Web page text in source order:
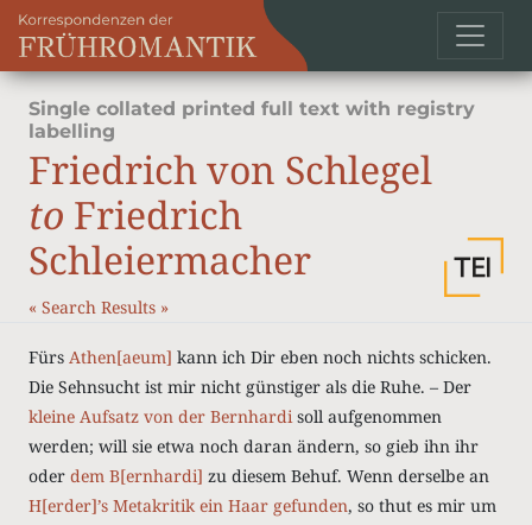
Single collated printed full text with registry
labelling
Friedrich von Schlegel
to Friedrich
Schleiermacher
« Search Results »
Fürs Athen[aeum] kann ich Dir eben noch nichts schicken.
Die Sehnsucht ist mir nicht günstiger als die Ruhe. – Der
kleine Aufsatz von der Bernhardi soll aufgenommen
werden; will sie etwa noch daran ändern, so gieb ihn ihr
oder dem B[ernhardi] zu diesem Behuf. Wenn derselbe an
H[erder]’s Metakritik ein Haar gefunden, so thut es mir um